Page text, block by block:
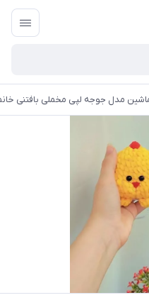
مدل جوجه لپی مخملی بافتنی خانمان